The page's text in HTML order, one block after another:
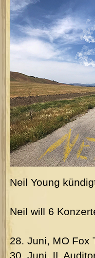
Neil Young
Neil will 6
28. Juni, MO Fox
30. Juni, IL